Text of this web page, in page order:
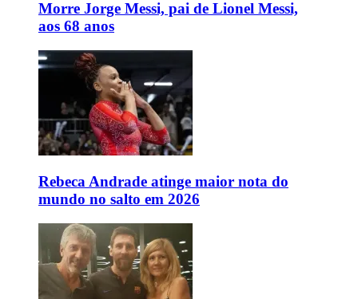
Morre Jorge Messi, pai de Lionel Messi,
aos 68 anos
Rebeca Andrade atinge maior nota do
mundo no salto em 2026